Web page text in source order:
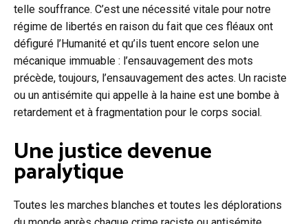
telle souffrance. C’est une nécessité vitale pour notre
régime de libertés en raison du fait que ces fléaux ont
défiguré l’Humanité et qu’ils tuent encore selon une
mécanique immuable : l’ensauvagement des mots
précède, toujours, l’ensauvagement des actes. Un raciste
ou un antisémite qui appelle à la haine est une bombe à
retardement et à fragmentation pour le corps social.
Une justice devenue
paralytique
Toutes les marches blanches et toutes les déplorations